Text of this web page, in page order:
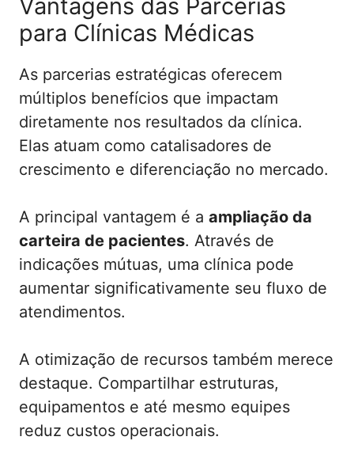
Vantagens das Parcerias
para Clínicas Médicas
As parcerias estratégicas oferecem
múltiplos benefícios que impactam
diretamente nos resultados da clínica.
Elas atuam como catalisadores de
crescimento e diferenciação no mercado.
A principal vantagem é a ampliação da
carteira de pacientes. Através de
indicações mútuas, uma clínica pode
aumentar significativamente seu fluxo de
atendimentos.
A otimização de recursos também merece
destaque. Compartilhar estruturas,
equipamentos e até mesmo equipes
reduz custos operacionais.